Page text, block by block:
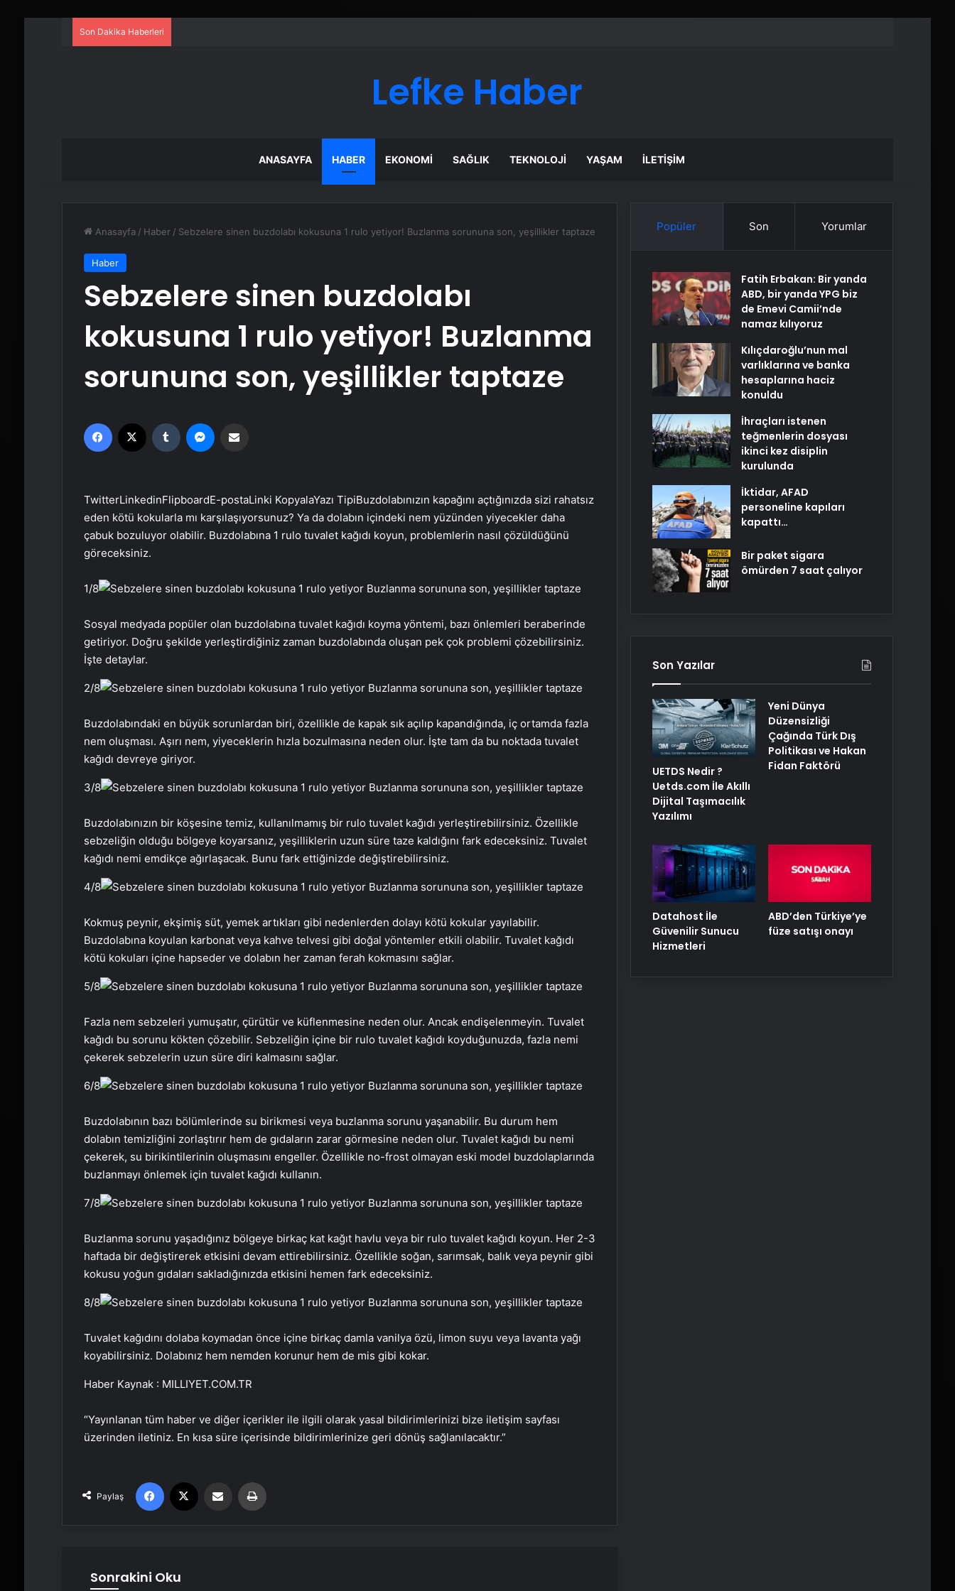
Son Dakika Haberleri
Lefke Haber
ANASAYFA HABER EKONOMI SAĞLIK TEKNOLOJI YAŞAM İLETIŞIM
Anasayfa / Haber / Sebzelere sinen buzdolabı kokusuna 1 rulo yetiyor! Buzlanma sorununa son, yeşillikler taptaze
Haber
Sebzelere sinen buzdolabı
kokusuna 1 rulo yetiyor! Buzlanma
sorununa son, yeşillikler taptaze
Facebook Tumblr
TwitterLinkedinFlipboardE-postaLinki KopyalaYazı TipiBuzdolabınızın kapağını açtığınızda sizi rahatsız
eden kötü kokularla mı karşılaşıyorsunuz? Ya da dolabın içindeki nem yüzünden yiyecekler daha
çabuk bozuluyor olabilir. Buzdolabına 1 rulo tuvalet kağıdı koyun, problemlerin nasıl çözüldüğünü
göreceksiniz.
1/8
Sosyal medyada popüler olan buzdolabına tuvalet kağıdı koyma yöntemi, bazı önlemleri beraberinde
getiriyor. Doğru şekilde yerleştirdiğiniz zaman buzdolabında oluşan pek çok problemi çözebilirsiniz.
İşte detaylar.
2/8
Buzdolabındaki en büyük sorunlardan biri, özellikle de kapak sık açılıp kapandığında, iç ortamda fazla
nem oluşması. Aşırı nem, yiyeceklerin hızla bozulmasına neden olur. İşte tam da bu noktada tuvalet
kağıdı devreye giriyor.
3/8
Buzdolabınızın bir köşesine temiz, kullanılmamış bir rulo tuvalet kağıdı yerleştirebilirsiniz. Özellikle
sebzeliğin olduğu bölgeye koyarsanız, yeşilliklerin uzun süre taze kaldığını fark edeceksiniz. Tuvalet
kağıdı nemi emdikçe ağırlaşacak. Bunu fark ettiğinizde değiştirebilirsiniz.
4/8
Kokmuş peynir, ekşimiş süt, yemek artıkları gibi nedenlerden dolayı kötü kokular yayılabilir.
Buzdolabına koyulan karbonat veya kahve telvesi gibi doğal yöntemler etkili olabilir. Tuvalet kağıdı
kötü kokuları içine hapseder ve dolabın her zaman ferah kokmasını sağlar.
5/8
Fazla nem sebzeleri yumuşatır, çürütür ve küflenmesine neden olur. Ancak endişelenmeyin. Tuvalet
kağıdı bu sorunu kökten çözebilir. Sebzeliğin içine bir rulo tuvalet kağıdı koyduğunuzda, fazla nemi
çekerek sebzelerin uzun süre diri kalmasını sağlar.
6/8
Buzdolabının bazı bölümlerinde su birikmesi veya buzlanma sorunu yaşanabilir. Bu durum hem
dolabın temizliğini zorlaştırır hem de gıdaların zarar görmesine neden olur. Tuvalet kağıdı bu nemi
çekerek, su birikintilerinin oluşmasını engeller. Özellikle no-frost olmayan eski model buzdolaplarında
buzlanmayı önlemek için tuvalet kağıdı kullanın.
7/8
Buzlanma sorunu yaşadığınız bölgeye birkaç kat kağıt havlu veya bir rulo tuvalet kağıdı koyun. Her 2-3
haftada bir değiştirerek etkisini devam ettirebilirsiniz. Özellikle soğan, sarımsak, balık veya peynir gibi
kokusu yoğun gıdaları sakladığınızda etkisini hemen fark edeceksiniz.
8/8
Tuvalet kağıdını dolaba koymadan önce içine birkaç damla vanilya özü, limon suyu veya lavanta yağı
koyabilirsiniz. Dolabınız hem nemden korunur hem de mis gibi kokar.
Haber Kaynak : MILLIYET.COM.TR
“Yayınlanan tüm haber ve diğer içerikler ile ilgili olarak yasal bildirimlerinizi bize iletişim sayfası
üzerinden iletiniz. En kısa süre içerisinde bildirimlerinize geri dönüş sağlanılacaktır.”
Paylaş
Facebook Email'den paylaş
Sonrakini Oku
Popüler Son Yorumlar
Fatih Erbakan: Bir yanda
ABD, bir yanda YPG biz
de Emevi Camii’nde
namaz kılıyoruz
Kılıçdaroğlu’nun mal
varlıklarına ve banka
hesaplarına haciz
konuldu
İhraçları istenen
teğmenlerin dosyası
ikinci kez disiplin
kurulunda
İktidar, AFAD
personeline kapıları
kapattı…
Bir paket sigara
ömürden 7 saat çalıyor
Son Yazılar
UETDS Nedir ?
Uetds.com İle Akıllı
Dijital Taşımacılık
Yazılımı
Yeni Dünya
Düzensizliği
Çağında Türk Dış
Politikası ve Hakan
Fidan Faktörü
Datahost İle
Güvenilir Sunucu
Hizmetleri
ABD’den Türkiye’ye
füze satışı onayı